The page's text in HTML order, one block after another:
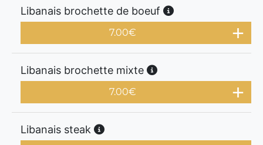
Libanais brochette de boeuf
7.00€
Libanais brochette mixte
7.00€
Libanais steak